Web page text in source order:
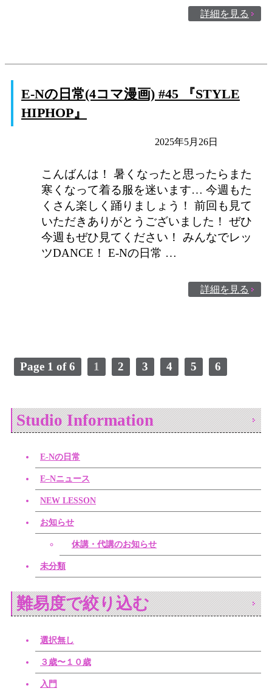
詳細を見る
E-Nの日常(4コマ漫画) #45 『STYLE
HIPHOP』
2025年5月26日
こんばんは！ 暑くなったと思ったらまた
寒くなって着る服を迷います… 今週もた
くさん楽しく踊りましょう！ 前回も見て
いただきありがとうございました！ ぜひ
今週もぜひ見てください！ みんなでレッ
ツDANCE！ E-Nの日常 …
詳細を見る
Page 1 of 6 1 2 3 4 5 6
Studio Information
E-Nの日常
E–Nニュース
NEW LESSON
お知らせ
休講・代講のお知らせ
未分類
難易度で絞り込む
選択無し
３歳〜１０歳
入門